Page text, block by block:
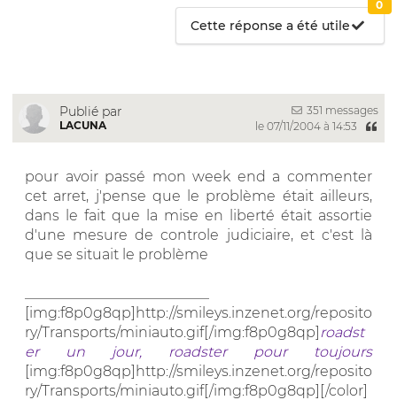
Cette réponse a été utile
0
Publié par
LACUNA
351 messages
le 07/11/2004 à 14:53
pour avoir passé mon week end a commenter
cet arret, j'pense que le problème était ailleurs,
dans le fait que la mise en liberté était assortie
d'une mesure de controle judiciaire, et c'est là
que se situait le problème
[img:f8p0g8qp]http://smileys.inzenet.org/reposito
ry/Transports/miniauto.gif[/img:f8p0g8qp] roadst
er un jour, roadster pour toujours
[img:f8p0g8qp]http://smileys.inzenet.org/reposito
ry/Transports/miniauto.gif[/img:f8p0g8qp][/color]